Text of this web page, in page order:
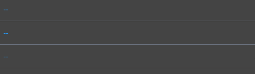
--
--
--